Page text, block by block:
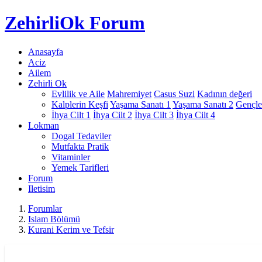
ZehirliOk Forum
Anasayfa
Aciz
Ailem
Zehirli Ok
Evlilik ve Aile Mahremiyet Casus Suzi Kadının değeri
Kalplerin Keşfi Yaşama Sanatı 1 Yaşama Sanatı 2
İhya Cilt 1 İhya Cilt 2 İhya Cilt 3 İhya Cilt 4
Lokman
Dogal Tedaviler
Mutfakta Pratik
Vitaminler
Yemek Tarifleri
Forum
Iletisim
Forumlar
Islam Bölümü
Kurani Kerim ve Tefsir